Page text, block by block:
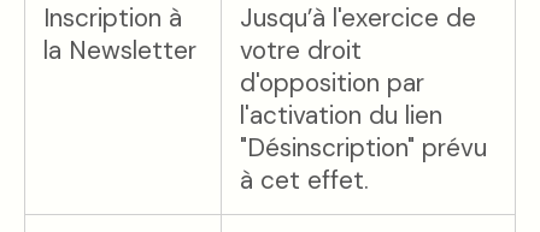
Inscription à
la Newsletter
Jusqu’à l'exercice de
votre droit
d'opposition par
l'activation du lien
"Désinscription" prévu
à cet effet.